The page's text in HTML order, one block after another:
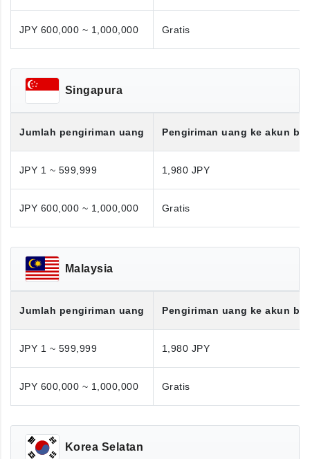
JPY 600,000 ~ 1,000,000 Gratis
Singapura
Jumlah pengiriman uang Pengiriman uang ke akun
JPY 1 ~ 599,999 1,980 JPY
JPY 600,000 ~ 1,000,000 Gratis
Malaysia
Jumlah pengiriman uang Pengiriman uang ke akun
JPY 1 ~ 599,999 1,980 JPY
JPY 600,000 ~ 1,000,000 Gratis
Korea Selatan